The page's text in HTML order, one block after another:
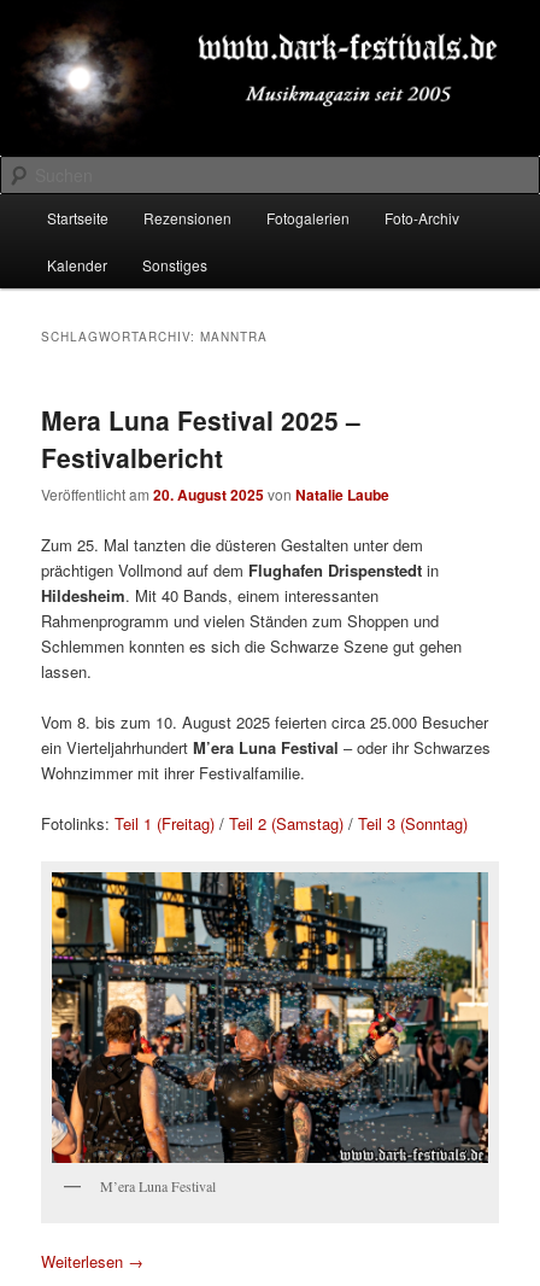
primären
Inhalt
springen
sekundären
Inhalt
springenDARK-FESTIVALS.DE
Suchen
Startseite Rezensionen Fotogalerien Foto-Archiv
Kalender Sonstiges
SCHLAGWORTARCHIV:MANNTRA
Mera Luna Festival 2025 –
Festivalbericht
Veröffentlicht am20. August 2025vonNatalie Laube
Zum 25. Mal tanzten die düsteren Gestalten unter dem
prächtigen Vollmond auf dem Flughafen Drispenstedt in
Hildesheim. Mit 40 Bands, einem interessanten
Rahmenprogramm und vielen Ständen zum Shoppen und
Schlemmen konnten es sich die Schwarze Szene gut gehen
lassen.
Vom 8. bis zum 10. August 2025 feierten circa 25.000 Besucher
ein VierteljahrhundertM’era Luna Festival – oder ihr Schwarzes
Wohnzimmer mit ihrer Festivalfamilie.
Fotolinks:Teil 1 (Freitag) /Teil 2 (Samstag) /Teil 3 (Sonntag)
M’era Luna Festival
Weiterlesen →